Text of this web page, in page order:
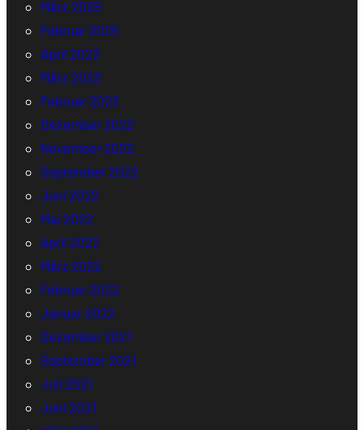
März 2025
Februar 2025
April 2023
März 2023
Februar 2023
Dezember 2022
November 2022
September 2022
Juni 2022
Mai 2022
April 2022
März 2022
Februar 2022
Januar 2022
Dezember 2021
September 2021
Juli 2021
Juni 2021